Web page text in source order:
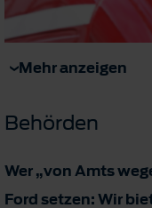
Mehr anzeigen
Behörden
Wer „von Amts
Ford setzen: Wir